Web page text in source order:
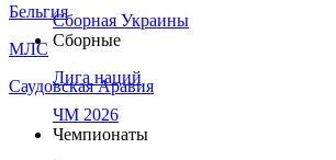
Бельгия
МЛС
Саудовская Аравия
Сборная Украины
Сборные
Лига наций
ЧМ 2026
Чемпионаты